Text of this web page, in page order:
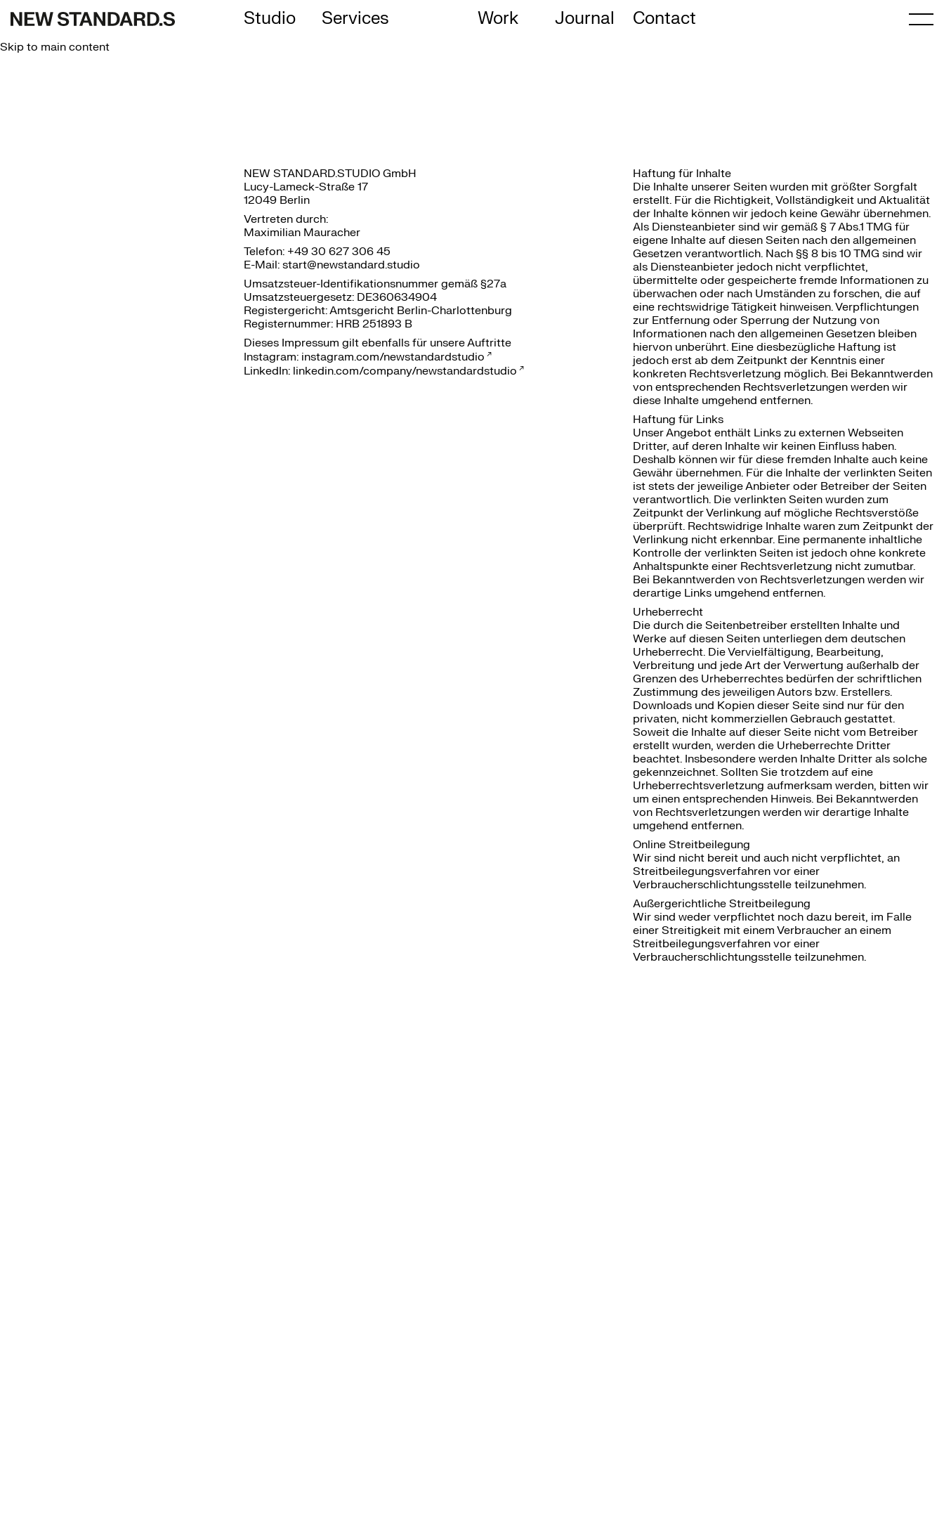
Studio Services Work Journal Contact
Skip to main content
NEW STANDARD.STUDIO GmbH
Lucy-Lameck-Straße 17
12049 Berlin
Vertreten durch:
Maximilian Mauracher
Telefon: +49 30 627 306 45
E-Mail: start@newstandard.studio
Umsatzsteuer-Identifikationsnummer gemäß §27a
Umsatzsteuergesetz: DE360634904
Registergericht: Amtsgericht Berlin-Charlottenburg
Registernummer: HRB 251893 B
Dieses Impressum gilt ebenfalls für unsere Auftritte
Instagram: instagram.com/newstandardstudio
LinkedIn: linkedin.com/company/newstandardstudio
Haftung für Inhalte
Die Inhalte unserer Seiten wurden mit größter Sorgfalt
erstellt. Für die Richtigkeit, Vollständigkeit und Aktualität
der Inhalte können wir jedoch keine Gewähr übernehmen.
Als Diensteanbieter sind wir gemäß § 7 Abs.1 TMG für
eigene Inhalte auf diesen Seiten nach den allgemeinen
Gesetzen verantwortlich. Nach §§ 8 bis 10 TMG sind wir
als Diensteanbieter jedoch nicht verpflichtet,
übermittelte oder gespeicherte fremde Informationen zu
überwachen oder nach Umständen zu forschen, die auf
eine rechtswidrige Tätigkeit hinweisen. Verpflichtungen
zur Entfernung oder Sperrung der Nutzung von
Informationen nach den allgemeinen Gesetzen bleiben
hiervon unberührt. Eine diesbezügliche Haftung ist
jedoch erst ab dem Zeitpunkt der Kenntnis einer
konkreten Rechtsverletzung möglich. Bei Bekanntwerden
von entsprechenden Rechtsverletzungen werden wir
diese Inhalte umgehend entfernen.
Haftung für Links
Unser Angebot enthält Links zu externen Webseiten
Dritter, auf deren Inhalte wir keinen Einfluss haben.
Deshalb können wir für diese fremden Inhalte auch keine
Gewähr übernehmen. Für die Inhalte der verlinkten Seiten
ist stets der jeweilige Anbieter oder Betreiber der Seiten
verantwortlich. Die verlinkten Seiten wurden zum
Zeitpunkt der Verlinkung auf mögliche Rechtsverstöße
überprüft. Rechtswidrige Inhalte waren zum Zeitpunkt der
Verlinkung nicht erkennbar. Eine permanente inhaltliche
Kontrolle der verlinkten Seiten ist jedoch ohne konkrete
Anhaltspunkte einer Rechtsverletzung nicht zumutbar.
Bei Bekanntwerden von Rechtsverletzungen werden wir
derartige Links umgehend entfernen.
Urheberrecht
Die durch die Seitenbetreiber erstellten Inhalte und
Werke auf diesen Seiten unterliegen dem deutschen
Urheberrecht. Die Vervielfältigung, Bearbeitung,
Verbreitung und jede Art der Verwertung außerhalb der
Grenzen des Urheberrechtes bedürfen der schriftlichen
Zustimmung des jeweiligen Autors bzw. Erstellers.
Downloads und Kopien dieser Seite sind nur für den
privaten, nicht kommerziellen Gebrauch gestattet.
Soweit die Inhalte auf dieser Seite nicht vom Betreiber
erstellt wurden, werden die Urheberrechte Dritter
beachtet. Insbesondere werden Inhalte Dritter als solche
gekennzeichnet. Sollten Sie trotzdem auf eine
Urheberrechtsverletzung aufmerksam werden, bitten wir
um einen entsprechenden Hinweis. Bei Bekanntwerden
von Rechtsverletzungen werden wir derartige Inhalte
umgehend entfernen.
Online Streitbeilegung
Wir sind nicht bereit und auch nicht verpflichtet, an
Streitbeilegungsverfahren vor einer
Verbraucherschlichtungsstelle teilzunehmen.
Außergerichtliche Streitbeilegung
Wir sind weder verpflichtet noch dazu bereit, im Falle
einer Streitigkeit mit einem Verbraucher an einem
Streitbeilegungsverfahren vor einer
Verbraucherschlichtungsstelle teilzunehmen.